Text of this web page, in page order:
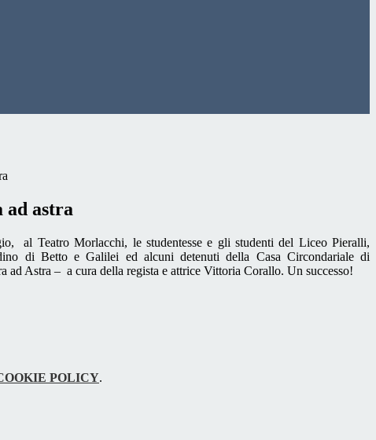
ad astra
al Teatro Morlacchi, le studentesse e gli studenti del Liceo Pieralli,
di Betto e Galilei ed alcuni detenuti della Casa Circondariale di
ad Astra – a cura della regista e attrice Vittoria Corallo. Un successo!
POLICY.